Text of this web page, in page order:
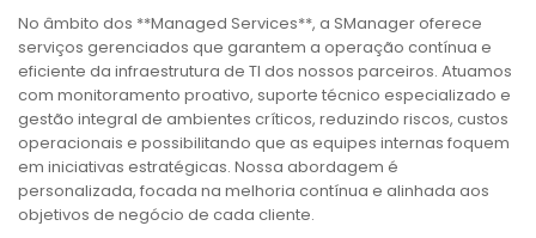
No âmbito dos **Managed Services**, a SManager oferece
serviços gerenciados que garantem a operação contínua e
eficiente da infraestrutura de TI dos nossos parceiros. Atuamos
com monitoramento proativo, suporte técnico especializado e
gestão integral de ambientes críticos, reduzindo riscos, custos
operacionais e possibilitando que as equipes internas foquem
em iniciativas estratégicas. Nossa abordagem é
personalizada, focada na melhoria contínua e alinhada aos
objetivos de negócio de cada cliente.